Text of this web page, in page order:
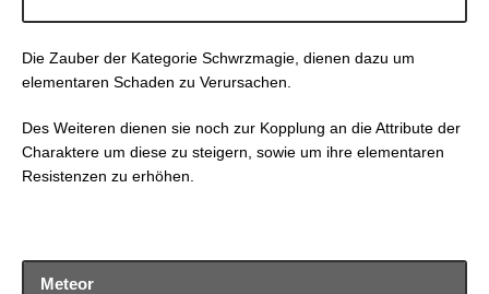
Die Zauber der Kategorie Schwrzmagie, dienen dazu um
elementaren Schaden zu Verursachen.
Des Weiteren dienen sie noch zur Kopplung an die Attribute der
Charaktere um diese zu steigern, sowie um ihre elementaren
Resistenzen zu erhöhen.
Meteor